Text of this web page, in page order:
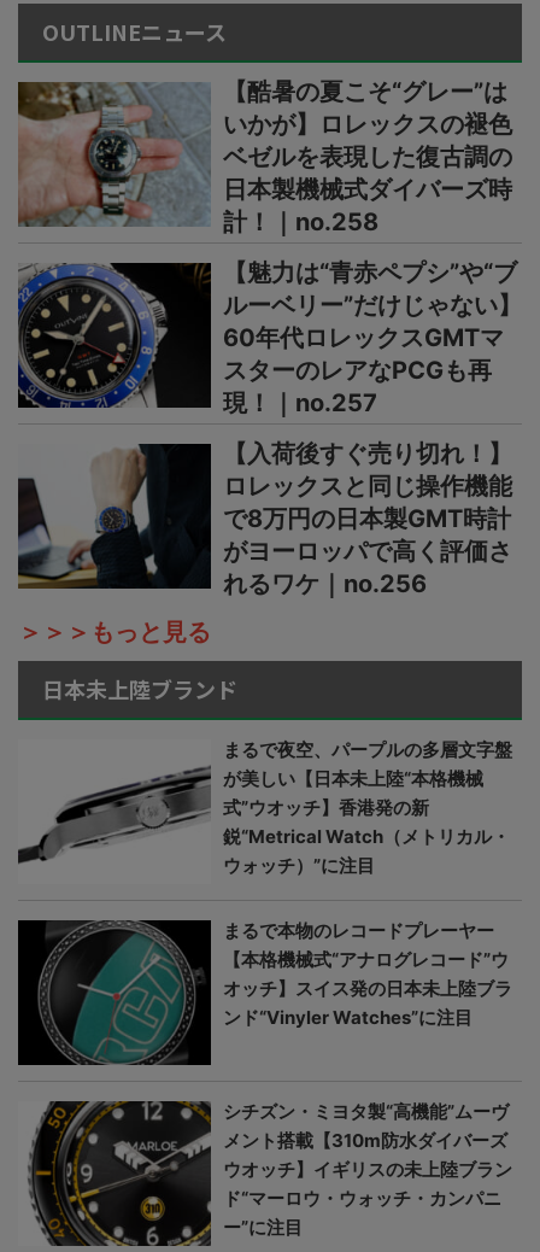
OUTLINEニュース
【酷暑の夏こそ“グレー”は
いかが】ロレックスの褪色
ベゼルを表現した復古調の
日本製機械式ダイバーズ時
計！｜no.258
【魅力は“青赤ペプシ”や“ブ
ルーベリー”だけじゃない】
60年代ロレックスGMTマ
スターのレアなPCGも再
現！｜no.257
【入荷後すぐ売り切れ！】
ロレックスと同じ操作機能
で8万円の日本製GMT時計
がヨーロッパで高く評価さ
れるワケ｜no.256
＞＞＞もっと見る
日本未上陸ブランド
まるで夜空、パープルの多層文字盤
が美しい【日本未上陸“本格機械
式”ウオッチ】香港発の新
鋭“Metrical Watch（メトリカル・
ウォッチ）”に注目
まるで本物のレコードプレーヤー
【本格機械式“アナログレコード”ウ
オッチ】スイス発の日本未上陸ブラ
ンド“Vinyler Watches”に注目
シチズン・ミヨタ製“高機能”ムーヴ
メント搭載【310m防水ダイバーズ
ウオッチ】イギリスの未上陸ブラン
ド“マーロウ・ウォッチ・カンパニ
ー”に注目